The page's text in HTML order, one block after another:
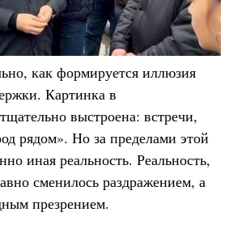
как формируется иллюзия
Картинка в
выстроена: встречи,
рядом». Но за пределами этой
иная реальность. Реальность,
сменилось раздражением, а
презрением.